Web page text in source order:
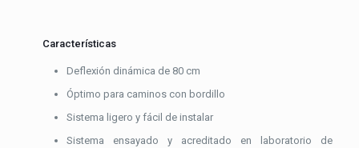
Características
Deflexión dinámica de 80 cm
Óptimo para caminos con bordillo
Sistema ligero y fácil de instalar
Sistema ensayado y acreditado en laboratorio de